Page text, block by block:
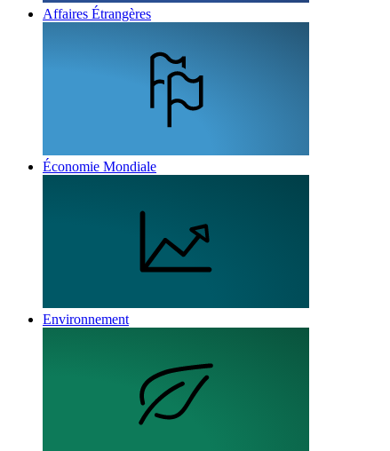
Affaires Étrangères
Économie Mondiale
Environnement